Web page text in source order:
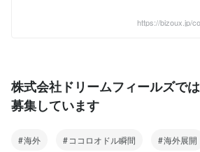
は、他の宝石で
https://bizoux.jp/
株式会社ドリームフィールズで
募集しています
海外 ココロオドル瞬間 海外展開